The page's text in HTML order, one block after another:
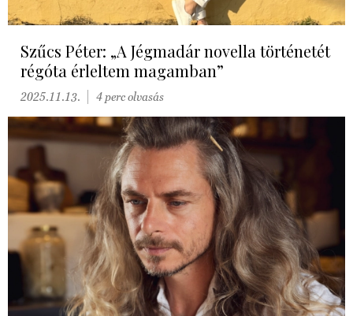
Szűcs Péter: „A Jégmadár novella történetét
régóta érleltem magamban”
2025.11.13. 4 perc olvasás